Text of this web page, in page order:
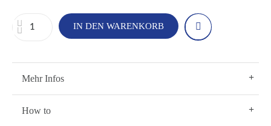
IN DEN WARENKORB
Mehr Infos
How to